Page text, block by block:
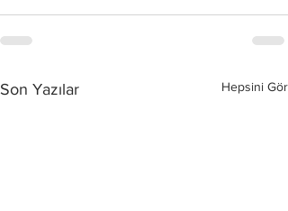
Son Yazılar Hepsini Gör